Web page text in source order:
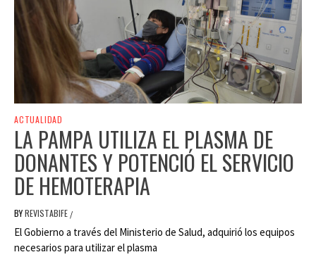
ACTUALIDAD
LA PAMPA UTILIZA EL PLASMA DE
DONANTES Y POTENCIÓ EL SERVICIO
DE HEMOTERAPIA
BYREVISTABIFE /
El Gobierno a través del Ministerio de Salud, adquirió los equipos
necesarios para utilizar el plasma